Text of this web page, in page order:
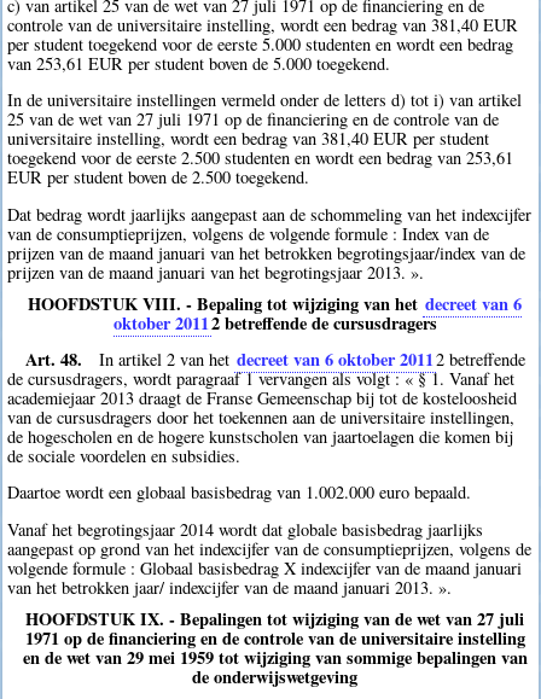
c) van artikel 25 van de wet van 27 juli 1971 op de financiering en de
controle van de universitaire instelling, wordt een bedrag van 381,40 EUR
per student toegekend voor de eerste 5.000 studenten en wordt een bedrag
van 253,61 EUR per student boven de 5.000 toegekend.
In de universitaire instellingen vermeld onder de letters d) tot i) van artikel
25 van de wet van 27 juli 1971 op de financiering en de controle van de
universitaire instelling, wordt een bedrag van 381,40 EUR per student
toegekend voor de eerste 2.500 studenten en wordt een bedrag van 253,61
EUR per student boven de 2.500 toegekend.
Dat bedrag wordt jaarlijks aangepast aan de schommeling van het indexcijfer
van de consumptieprijzen, volgens de volgende formule : Index van de
prijzen van de maand januari van het betrokken begrotingsjaar/index van de
prijzen van de maand januari van het begrotingsjaar 2013. ».
HOOFDSTUK VIII. - Bepaling tot wijziging van het decreet van 6
oktober 20112betreffende de cursusdragers
Art. 48.
In artikel 2 van het decreet van 6 oktober 20112 betreffende
de cursusdragers, wordt paragraaf 1 vervangen als volgt : « § 1. Vanaf het
academiejaar 2013 draagt de Franse Gemeenschap bij tot de kosteloosheid
van de cursusdragers door het toekennen aan de universitaire instellingen,
de hogescholen en de hogere kunstscholen van jaartoelagen die komen bij
de sociale voordelen en subsidies.
Daartoe wordt een globaal basisbedrag van 1.002.000 euro bepaald.
Vanaf het begrotingsjaar 2014 wordt dat globale basisbedrag jaarlijks
aangepast op grond van het indexcijfer van de consumptieprijzen, volgens de
volgende formule : Globaal basisbedrag X indexcijfer van de maand januari
van het betrokken jaar/ indexcijfer van de maand januari 2013. ».
HOOFDSTUK IX. - Bepalingen tot wijziging van de wet van 27 juli
1971 op de financiering en de controle van de universitaire instelling
en de wet van 29 mei 1959 tot wijziging van sommige bepalingen van
de onderwijswetgeving